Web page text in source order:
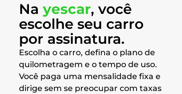
Na yescar, você
escolhe seu carro
por assinatura.
Escolha o carro, defina o plano de
quilometragem e o tempo de uso.
Você paga uma mensalidade fixa e
dirige sem se preocupar com taxas